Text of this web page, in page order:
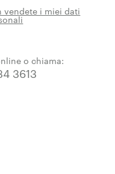
vendete i miei dati
o chiama:
3613